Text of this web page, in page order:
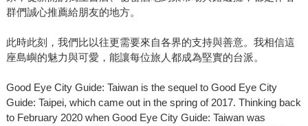
群們誠心推薦給朋友的地方。
此時此刻，我們比以往更需要來自各界的支持與善意。我相信這
座島嶼的魅力與可愛，能讓每位旅人都成為堅實的台派。
Good Eye City Guide: Taiwan is the sequel to Good Eye City
Guide: Taipei, which came out in the spring of 2017. Thinking back
to February 2020 when Good Eye City Guide: Taiwan was